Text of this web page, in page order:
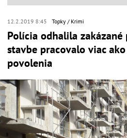
12.2.2019 8:45 Topky Krimi
Polícia odhalila
stavbe pracovalo viac
povolenia